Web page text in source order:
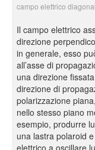
campo elettrico
Il campo elettrico
direzione
in generale, esso
all’asse di
una direzione
direzione di
polarizzazione
nello stesso piano
esempio, produrre
una lastra polaroid
elettrico a oscillare